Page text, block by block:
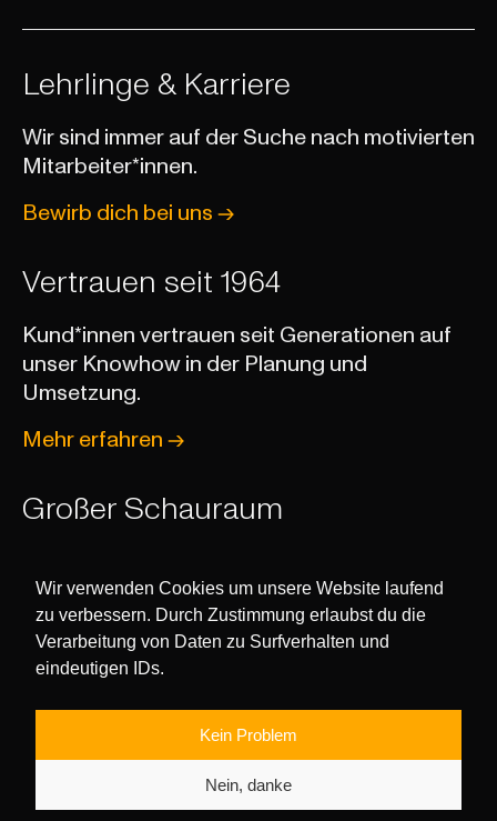
Wir verwenden Cookies um unsere Website laufend
zu verbessern. Durch Zustimmung erlaubst du die
Verarbeitung von Daten zu Surfverhalten und
eindeutigen IDs.
Kein Problem
Nein, danke
Lehrlinge & Karriere
Wir sind immer auf der Suche nach motivierten
Mitarbeiter*innen.
Bewirb dich bei uns
Vertrauen seit 1964
Kund*innen vertrauen seit Generationen auf
unser Knowhow in der Planung und
Umsetzung.
Mehr erfahren
Großer Schauraum
Wartberg an der Krems. Hier finden Sie alles
für ihr Zuhause.
Infos zur Anfahrt